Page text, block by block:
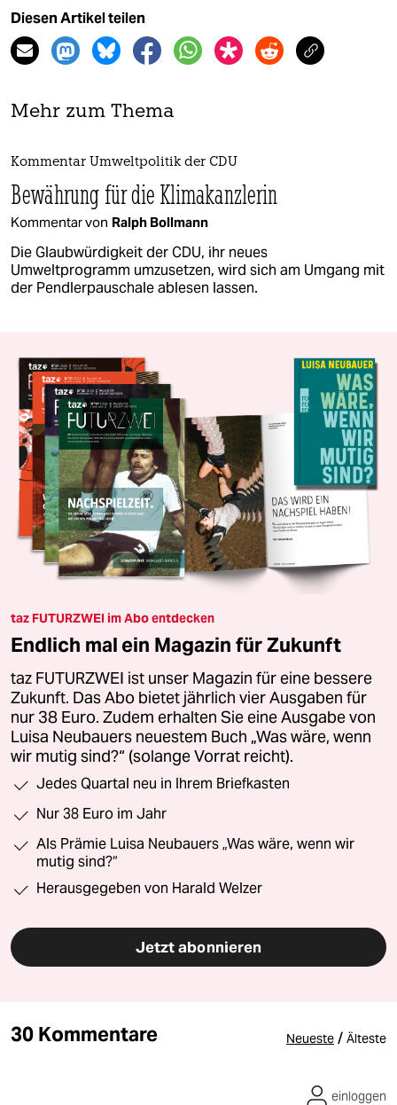
Diesen Artikel teilen
Mehr zum Thema
Kommentar Umweltpolitik der CDU
Bewährung für die Klimakanzlerin
Kommentar von Ralph Bollmann
Die Glaubwürdigkeit der CDU, ihr neues
Umweltprogramm umzusetzen, wird sich am Umgang mit
der Pendlerpauschale ablesen lassen.
taz FUTURZWEI im Abo entdecken
Endlich mal ein Magazin für Zukunft
taz FUTURZWEI ist unser Magazin für eine bessere
Zukunft. Das Abo bietet jährlich vier Ausgaben für
nur 38 Euro. Zudem erhalten Sie eine Ausgabe von
Luisa Neubauers neuestem Buch „Was wäre, wenn
wir mutig sind?“ (solange Vorrat reicht).
Jedes Quartal neu in Ihrem Briefkasten
Nur 38 Euro im Jahr
Als Prämie Luisa Neubauers „Was wäre, wenn wir
mutig sind?“
Herausgegeben von Harald Welzer
Jetzt abonnieren
30 Kommentare Neueste / Älteste
einloggen